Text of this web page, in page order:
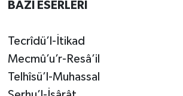
BAZI ESERLERİ
Tecrîdü’l-İtikad
Mecmû’u’r-Resâ’il
Telhîsü’l-Muhassal
Isparta Müftülüğü